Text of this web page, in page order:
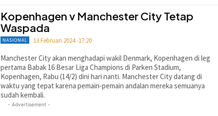
Kopenhagen v Manchester City Tetap
Waspada
NASIONAL 13 Februari 2024 -17:20
Manchester City akan menghadapi wakil Denmark, Kopenhagen di leg
pertama Babak 16 Besar Liga Champions di Parken Stadium,
Kopenhagen, Rabu (14/2) dini hari nanti. Manchester City datang di
waktu yang tepat karena pemain-pemain andalan mereka semuanya
sudah kembali.
- Advertisement -